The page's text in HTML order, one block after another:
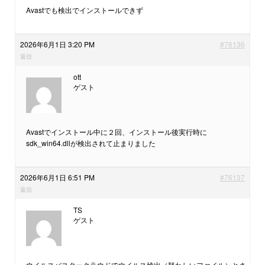
Avastでも検出でインストールできず
2026年6月1日 3:20 PM #76136
返信
ott
ゲスト
Avastでインストール中に２回、インストール後実行時に
sdk_win64.dllが検出されて止まりました
2026年6月1日 6:51 PM #76137
返信
TS
ゲスト